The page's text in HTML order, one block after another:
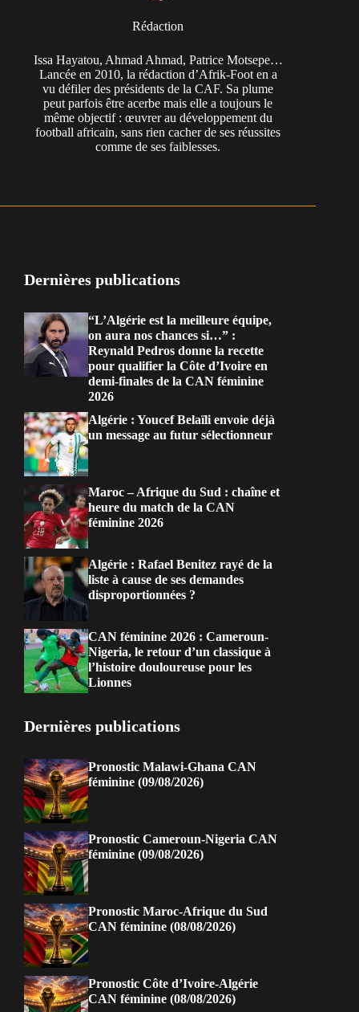
Rédaction
Issa Hayatou, Ahmad Ahmad, Patrice Motsepe…
Lancée en 2010, la rédaction d’Afrik-Foot en a
vu défiler des présidents de la CAF. Sa plume
peut parfois être acerbe mais elle a toujours le
même objectif : œuvrer au développement du
football africain, sans rien cacher de ses réussites
comme de ses faiblesses.
Dernières publications
“L’Algérie est la meilleure équipe,
on aura nos chances si…” :
Reynald Pedros donne la recette
pour qualifier la Côte d’Ivoire en
demi-finales de la CAN féminine
2026
Algérie : Youcef Belaïli envoie déjà
un message au futur sélectionneur
Maroc – Afrique du Sud : chaîne et
heure du match de la CAN
féminine 2026
Algérie : Rafael Benitez rayé de la
liste à cause de ses demandes
disproportionnées ?
CAN féminine 2026 : Cameroun-
Nigeria, le retour d’un classique à
l’histoire douloureuse pour les
Lionnes
Dernières publications
Pronostic Malawi-Ghana CAN
féminine (09/08/2026)
Pronostic Cameroun-Nigeria CAN
féminine (09/08/2026)
Pronostic Maroc-Afrique du Sud
CAN féminine (08/08/2026)
Pronostic Côte d’Ivoire-Algérie
CAN féminine (08/08/2026)